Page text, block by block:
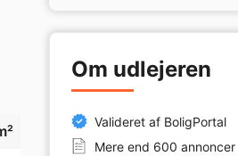
Om udlejeren
Valideret af BoligPortal
Mere end 600 annoncer